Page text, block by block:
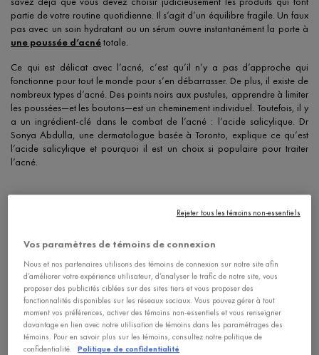
partie de votre routine quotidienne. Il s’agit d’un équilibre fragile. Un faux
pas avec un soin hydratant ou un sérum ouvre instantanément la porte à
une poussée d’acnétotale.
Ce qui est délicat avec l’acné, c’est qu’il n’y a pas d’approche qui
fonctionne pour tout le monde pour s’en débarrasser. De plus, il existe de
nombreux types d’acné. Des points noirs aux pustules, apprendre à limiter
les poussées—et les boutons—est un cheminement individuel. Toutefois, il y
a un ingrédient-clé dans le combat de l’acné : l’acide salicylique. Dr
Sonya Abdulla, une dermatologue basée à Toronto, explique ce qu’est
l’acide salicylique et pourquoi il est un choix si populaire pour traiter
l’acné.
Vos paramètres de témoins de connexion
Nous et nos partenaires utilisons des témoins de connexion sur notre site afin
d’améliorer votre expérience utilisateur, d’analyser le trafic de notre site, vous
proposer des publicités ciblées sur des sites tiers et vous proposer des
fonctionnalités disponibles sur les réseaux sociaux. Vous pouvez gérer à tout
moment vos préférences, activer des témoins non-essentiels et vous renseigner
davantage en lien avec notre utilisation de témoins dans les paramétrages des
témoins. Pour en savoir plus sur les témoins, consultez notre politique de
confidentialité.
Politique de confidentialité
Rejeter tous les témoins non-essentiels